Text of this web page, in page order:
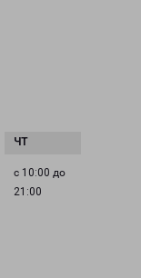
с 10:00 до
21:00